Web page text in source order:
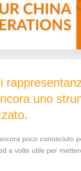
uno
poco conosciuto
a volte utile per